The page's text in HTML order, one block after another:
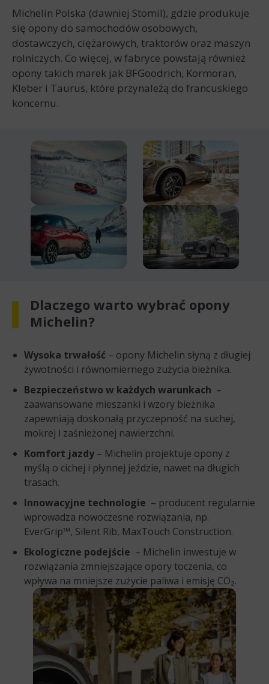
Michelin Polska (dawniej Stomil), gdzie produkuje
się opony do samochodów osobowych,
dostawczych, ciężarowych, traktorów oraz maszyn
rolniczych. Co więcej, w fabryce powstają również
opony takich marek jak BFGoodrich, Kormoran,
Kleber i Taurus, które przynależą do francuskiego
koncernu.
Dlaczego warto wybrać opony
Michelin?
Wysoka trwałość – opony Michelin słyną z długiej
żywotności i równomiernego zużycia bieżnika.
Bezpieczeństwo w każdych warunkach –
zaawansowane mieszanki i wzory bieżnika
zapewniają doskonałą przyczepność na suchej,
mokrej i zaśnieżonej nawierzchni.
Komfort jazdy – Michelin projektuje opony z
myślą o cichej i płynnej jeździe, nawet na długich
trasach.
Innowacyjne technologie – producent regularnie
wprowadza nowoczesne rozwiązania, np.
EverGrip™, Silent Rib, MaxTouch Construction.
Ekologiczne podejście – Michelin inwestuje w
rozwiązania zmniejszające opory toczenia, co
wpływa na mniejsze zużycie paliwa i emisję CO₂.